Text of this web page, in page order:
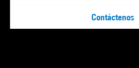
Contáctenos